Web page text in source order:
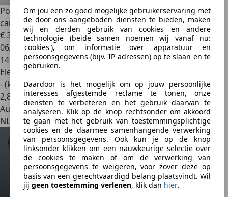
Om jou een zo goed mogelijke gebruikerservaring met
de door ons aangeboden diensten te bieden, maken
wij en derden gebruik van cookies en andere
technologie (beide samen noemen wij vanaf nu:
'cookies'), om informatie over apparatuur en
persoonsgegevens (bijv. IP-adressen) op te slaan en te
gebruiken.
Daardoor is het mogelijk om op jouw persoonlijke
interesses afgestemde reclame te tonen, onze
diensten te verbeteren en het gebruik daarvan te
analyseren. Klik op de knop rechtsonder om akkoord
te gaan met het gebruik van toestemmingsplichtige
cookies en de daarmee samenhangende verwerking
van persoonsgegevens. Ook kun je op de knop
linksonder klikken om een nauwkeurige selectie over
de cookies te maken of om de verwerking van
persoonsgegevens te weigeren, voor zover deze op
basis van een gerechtvaardigd belang plaatsvindt. Wil
jij geen toestemming verlenen, klik dan hier.
Polestar 2SINGLE MOTOR 69 KWH SOH 94,05% | 360
camera | El.
€ 34.9001
06/2024
14.649 km
Elektrisch
- (kWh/100 km)
2,8
Autobedrijf
NL 9207 GL